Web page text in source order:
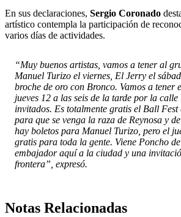
En sus declaraciones, Sergio Coronado
artístico contempla la participación de
varios días de actividades.
“Muy buenos artistas, vamos a tener al
Manuel Turizo el viernes, El Jerry el
broche de oro con Bronco. Vamos a tener
jueves 12 a las seis de la tarde por la calle
invitados. Es totalmente gratis el Ball Fest
para que se venga la raza de Reynosa y
hay boletos para Manuel Turizo, pero el
gratis para toda la gente. Viene Poncho
embajador aquí a la ciudad y una
frontera”, expresó.
Notas Relacionadas